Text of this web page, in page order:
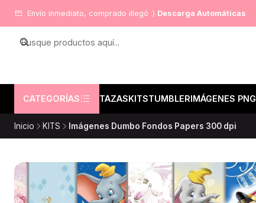
CATEGORÍAS TAZASKITSTUMBLERIMÁGENES PNG
Envío inmediato, comprado illegó :) Descarga Automáticas
Inicio KITS Imágenes Dumbo Fondos Papers 300 dpi